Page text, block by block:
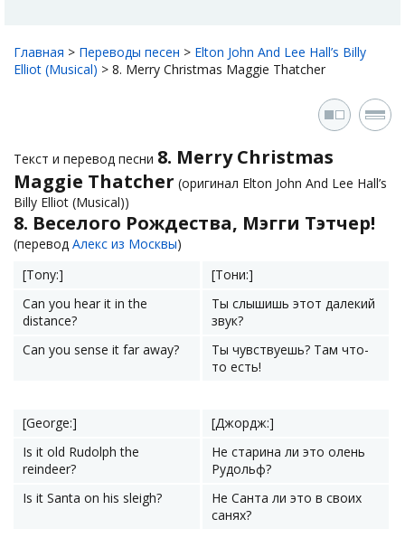
Главная > Переводы песен > Elton John And Lee Hall’s Billy
Elliot (Musical) > 8. Merry Christmas Maggie Thatcher
Текст и перевод песни 8. Merry Christmas
Maggie Thatcher (оригинал Elton John And Lee Hall’s
Billy Elliot (Musical))
8. Веселого Рождества, Мэгги Тэтчер!
(перевод Алекс из Москвы)
[Tony:]
[Тони:]
Can you hear it in the
distance?
Ты слышишь этот далекий
звук?
Can you sense it far away?
Ты чувствуешь? Там что-
то есть!
[George:]
[Джордж:]
Is it old Rudolph the
reindeer?
Не старина ли это олень
Рудольф?
Is it Santa on his sleigh?
Не Санта ли это в своих
санях?